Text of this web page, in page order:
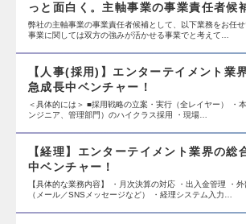
っと面白く。主軸事業の事業責任者候
弊社の主軸事業の事業責任者候補として、以下業務をお任
事業に関しては双方の強みが活かせる事業でと考えて…
【人事(採用)】エンターテイメント業
急成長中ベンチャー！
＜具体的には＞ ■採用戦略の立案・実行（全レイヤー） ・
ンジニア、管理部門）のハイクラス採用 ・現場…
【経理】エンターテイメント業界の総
中ベンチャー！
【具体的な業務内容】 ・月次決算の対応 ・出入金管理 ・
（メール／SNSメッセージなど） ・経理システム入力…